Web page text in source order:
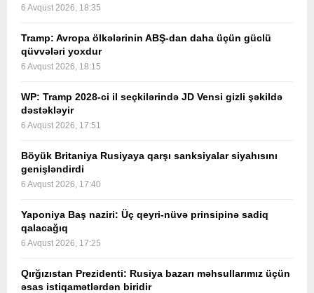
6 Avqust 2026, 18:35
Tramp: Avropa ölkələrinin ABŞ-dan daha üçün güclü
qüvvələri yoxdur
6 Avqust 2026, 18:15
WP: Tramp 2028-ci il seçkilərində JD Vensi gizli şəkildə
dəstəkləyir
6 Avqust 2026, 17:51
Böyük Britaniya Rusiyaya qarşı sanksiyalar siyahısını
genişləndirdi
6 Avqust 2026, 17:40
Yaponiya Baş naziri: Üç qeyri-nüvə prinsipinə sadiq
qalacağıq
6 Avqust 2026, 17:25
Qırğızıstan Prezidenti: Rusiya bazarı məhsullarımız üçün
əsas istiqamətlərdən biridir